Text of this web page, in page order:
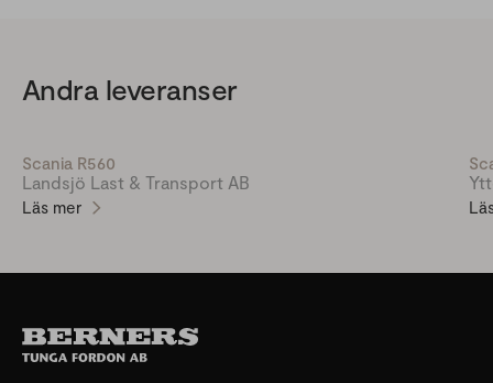
Andra leveranser
Scania R560
Landsjö Last & Transport AB
Läs mer